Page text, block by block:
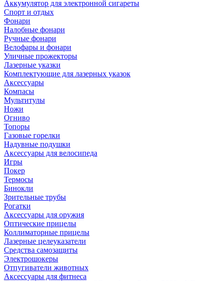
Аккумулятор для электронной сигареты
Спорт и отдых
Фонари
Налобные фонари
Ручные фонари
Велофары и фонари
Уличные прожекторы
Лазерные указки
Комплектующие для лазерных указок
Аксессуары
Компасы
Мультитулы
Ножи
Огниво
Топоры
Газовые горелки
Надувные подушки
Аксессуары для велосипеда
Игры
Покер
Термосы
Бинокли
Зрительные трубы
Рогатки
Аксессуары для оружия
Оптические прицелы
Коллиматорные прицелы
Лазерные целеуказатели
Средства самозащиты
Электрошокеры
Отпугиватели животных
Аксессуары для фитнеса